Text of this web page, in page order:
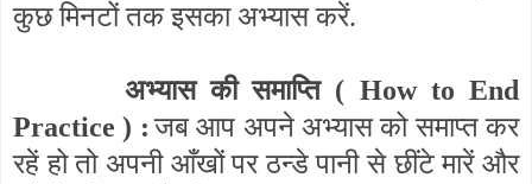
कुछ मिनटों तक इसका अभ्यास करें.
अभ्यास की समाप्ति ( How to End
Practice ) : जब आप अपने अभ्यास को समाप्त कर
रहें हो तो अपनी आँखों पर ठन्डे पानी से छींटे मारें और